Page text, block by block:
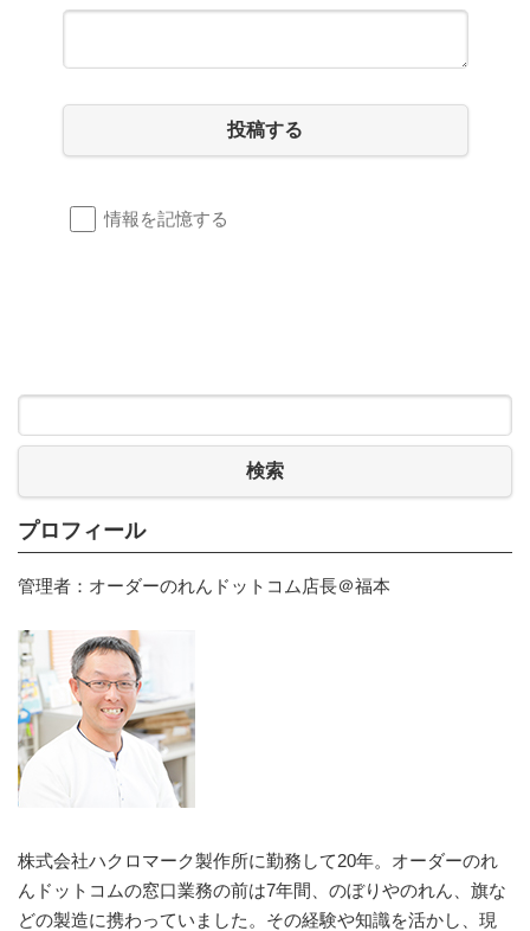
投稿する
情報を記憶する
検索
プロフィール
管理者：オーダーのれんドットコム店長＠福本
株式会社ハクロマーク製作所に勤務して20年。オーダーのれ
んドットコムの窓口業務の前は7年間、のぼりやのれん、旗な
どの製造に携わっていました。その経験や知識を活かし、現